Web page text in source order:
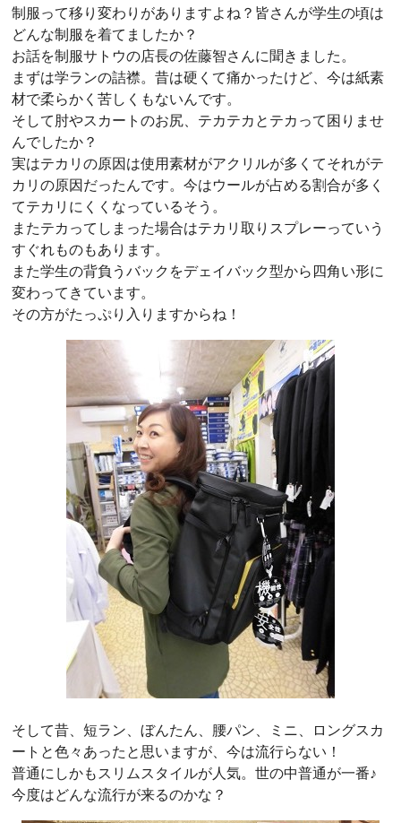
制服って移り変わりがありますよね？皆さんが学生の頃は
どんな制服を着てましたか？
お話を制服サトウの店長の佐藤智さんに聞きました。
まずは学ランの詰襟。昔は硬くて痛かったけど、今は紙素
材で柔らかく苦しくもないんです。
そして肘やスカートのお尻、テカテカとテカって困りませ
んでしたか？
実はテカリの原因は使用素材がアクリルが多くてそれがテ
カリの原因だったんです。今はウールが占める割合が多く
てテカリにくくなっているそう。
またテカってしまった場合はテカリ取りスプレーっていう
すぐれものもあります。
また学生の背負うバックをデェイバック型から四角い形に
変わってきています。
その方がたっぷり入りますからね！
そして昔、短ラン、ぼんたん、腰パン、ミニ、ロングスカ
ートと色々あったと思いますが、今は流行らない！
普通にしかもスリムスタイルが人気。世の中普通が一番♪
今度はどんな流行が来るのかな？